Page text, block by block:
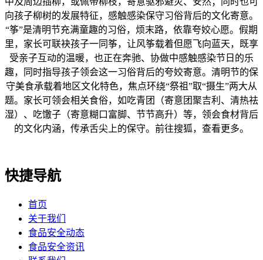
向孩子柳树的发展特征，感触感染保守习俗背后的文化寄意。
“筝”是清明节充满童趣的习俗，烦末路，依靠夸姣心愿。假期
里，家长可联袂孩子一同筝，让风筝载着但愿飞向蓝天，既享
受亲子互动的温暖，也正在奔驰、协做中感触感染节日的乐
趣，同时指导孩子领会这一习俗背后的夸姣寄意。清明节的保
守美食承载着地区文化特色，焦点环绕“祭祖”取“摄生”两大从
题。家长可领会相关食俗，如吃青团（寄意团聚吉利、清热祛
湿）、吃馓子（寄意糊口富脚、节节高升）等，领会食材背后
的文化内涵，传承舌尖上的保守。前往搜狐，查看更多。
快捷导航
首页
关于我们
食品安全动态
食品安全资讯